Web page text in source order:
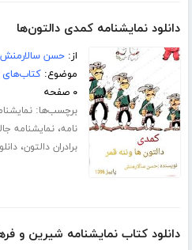
دانلود نمایشنامه کمدی دالتون‌ها
از:حسن سالارمنش
موضوع:کتاب‌های
۰ صفحه
برچسب‌ها:
نامه،نمایشنامه
برادران دالتون،
دانلود کتاب نمایشنامه شیرین و